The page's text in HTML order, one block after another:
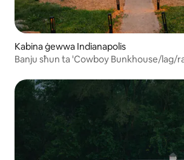
Kabina ġewwa Indianapolis
Banju sħun ta 'Cowboy Bunkhouse/